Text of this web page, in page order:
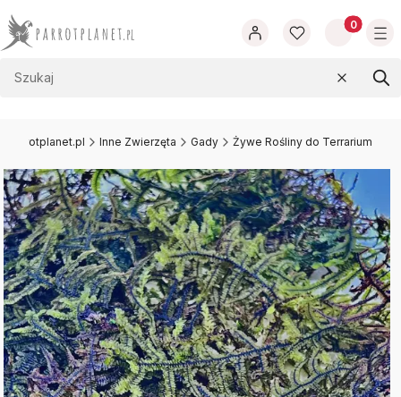
Produkty
Wyczyść
Inne Zwierzęta Gady Żywe Rośliny do Terrarium